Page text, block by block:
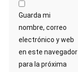
Guarda mi
nombre, correo
electrónico y web
en este navegador
para la próxima